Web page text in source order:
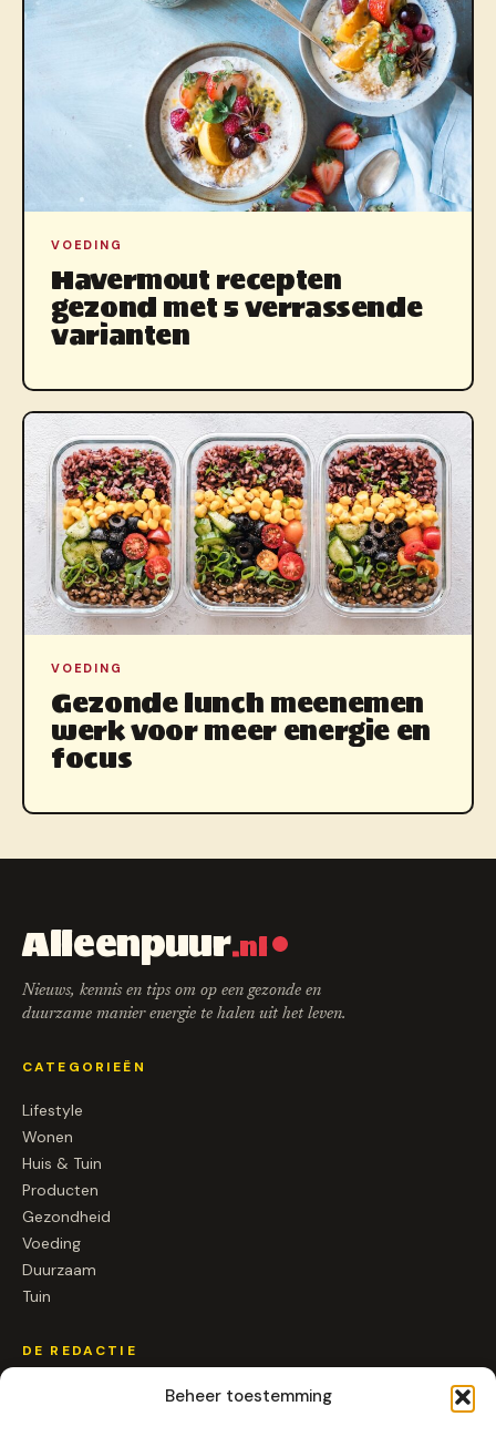
Beheer toestemming
VOEDING
Havermout recepten
gezond met 5 verrassende
varianten
VOEDING
Gezonde lunch meenemen
werk voor meer energie en
focus
Alleenpuur.nl
Nieuws, kennis en tips om op een gezonde en
duurzame manier energie te halen uit het leven.
CATEGORIEËN
Lifestyle
Wonen
Huis & Tuin
Producten
Gezondheid
Voeding
Duurzaam
Tuin
DE REDACTIE